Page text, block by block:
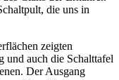
die uns in
zeigten
und auch die Schalttafel
Der Ausgang